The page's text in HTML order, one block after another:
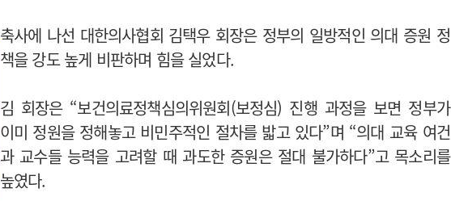
축사에 나선 대한의사협회 김택우 회장은 정부의 일방적인 의대 증원 정
책을 강도 높게 비판하며 힘을 실었다.
김 회장은 “보건의료정책심의위원회(보정심) 진행 과정을 보면 정부가
이미 정원을 정해놓고 비민주적인 절차를 밟고 있다”며 “의대 교육 여건
과 교수들 능력을 고려할 때 과도한 증원은 절대 불가하다”고 목소리를
높였다.